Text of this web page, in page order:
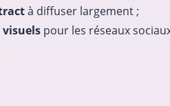
à diffuser largement ;
visuelspour les réseaux